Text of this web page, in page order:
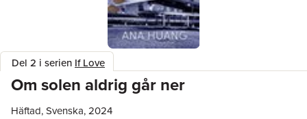
Del 2 i serien If Love
Om solen aldrig går ner
Häftad, Svenska, 2024